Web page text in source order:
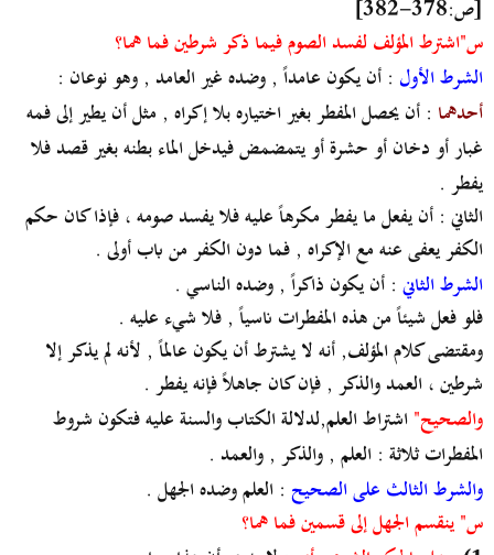
[ص:378-382]
س"اشترط المؤلف لفسد الصوم فيما ذكر شرطين فما هما؟
الشرط الأول : أن يكون عامداً , وضده غير العامد , وهو نوعان :
أحدهما : أن يحصل المفطر بغير اختياره بلا إكراه , مثل أن يطير إلى فمه
غبار أو دخان أو حشرة أو يتمضمض فيدخل الماء بطنه بغير قصد فلا
يفطر .
الثاني : أن يفعل ما يفطر مكرهاً عليه فلا يفسد صومه ، فإذا كان حكم
الكفر يعفى عنه مع الإكراه , فما دون الكفر من باب أولى .
الشرط الثاني : أن يكون ذاكراً , وضده الناسي .
فلو فعل شيئاً من هذه المفطرات ناسياً , فلا شيء عليه .
ومقتضى كلام المؤلف, أنه لا يشترط أن يكون عالماً , لأنه لم يذكر إلا
شرطين ، العمد والذكر , فإن كان جاهلاً فإنه يفطر .
والصحيح"اشتراط العلم,لدلالة الكتاب والسنة عليه فتكون شروط
المفطرات ثلاثة : العلم , والذكر , والعمد .
والشرط الثالث على الصحيح : العلم وضده الجهل .
س" ينقسم الجهل إلى قسمين فما هما؟